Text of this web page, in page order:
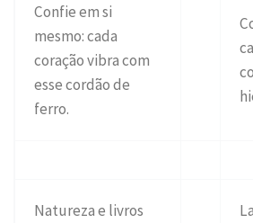
Confie em si
mesmo: cada
coração vibra com
esse cordão de
ferro.
Natureza e livros